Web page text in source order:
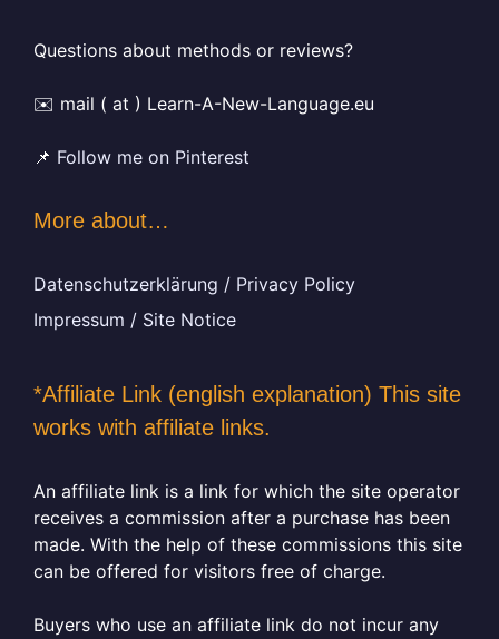
Questions about methods or reviews?
✉️ mail ( at ) Learn-A-New-Language.eu
📌 Follow me on Pinterest
More about…
Datenschutzerklärung / Privacy Policy
Impressum / Site Notice
*Affiliate Link (english explanation) This site
works with affiliate links.
An affiliate link is a link for which the site operator
receives a commission after a purchase has been
made. With the help of these commissions this site
can be offered for visitors free of charge.
Buyers who use an affiliate link do not incur any